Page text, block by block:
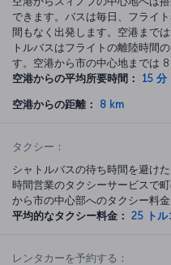
できます。バスは毎日、フライ
間もなく出発します。空港まで
トルバスはフライトの離陸時間
す。 空港から市の中心地までは
空港からの平均所要時間：
15 分
空港からの距離： 8 km
タクシー：
シャトルバスの待ち時間を避け
時間営業のタクシーサービスで
から市の中心部へのタクシー料
平均的なタクシー料金： 25 トル
レンタカーを予約する：